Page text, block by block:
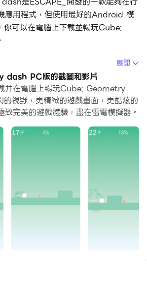
應用程式，但使用最好的Android 模
可以在電腦上下載並暢玩Cube:
Geometry dash，您可以在大螢幕
鼠和鍵盤操控應用程式比用觸摸屏鍵
將永遠不必擔心設備的電量問題。
，你甚至可以在PC上運行多個應用程
吧!
點擊跳躍或飛行並到達終點！
展開
PC版的截圖和影片
并在電腦上暢玩Cube: Geometry
視野，更精緻的遊戲畫面，更酷炫的
致完美的遊戲體驗，盡在雷電模擬器。